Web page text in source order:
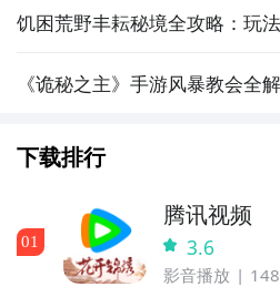
饥困荒野丰耘秘境全攻略：玩
《诡秘之主》手游风暴教会全
下载排行
01
腾讯视频
3.6
影音播放